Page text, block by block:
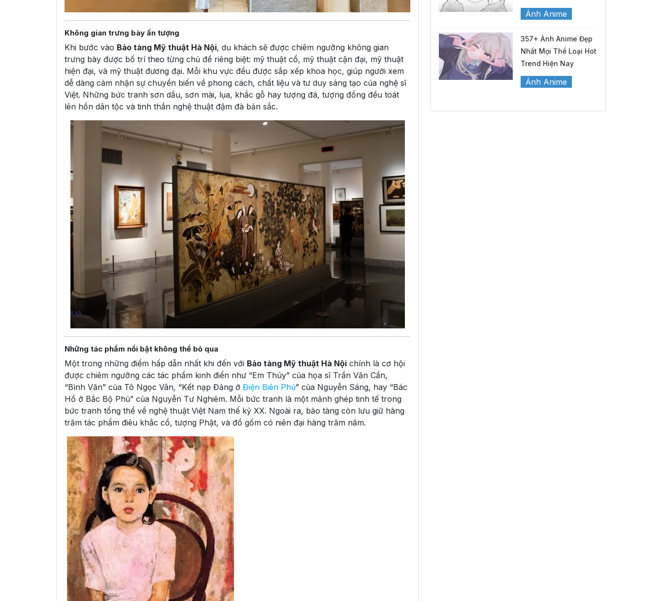
Không gian trưng bày ấn tượng
Khi bước vào Bảo tàng Mỹ thuật Hà Nội, du khách sẽ được chiêm ngưỡng không gian
trưng bày được bố trí theo từng chủ đề riêng biệt: mỹ thuật cổ, mỹ thuật cận đại, mỹ thuật
hiện đại, và mỹ thuật đương đại. Mỗi khu vực đều được sắp xếp khoa học, giúp người xem
dễ dàng cảm nhận sự chuyển biến về phong cách, chất liệu và tư duy sáng tạo của nghệ sĩ
Việt. Những bức tranh sơn dầu, sơn mài, lụa, khắc gỗ hay tượng đá, tượng đồng đều toát
lên hồn dân tộc và tinh thần nghệ thuật đậm đà bản sắc.
Những tác phẩm nổi bật không thể bỏ qua
Một trong những điểm hấp dẫn nhất khi đến với Bảo tàng Mỹ thuật Hà Nội chính là cơ hội
được chiêm ngưỡng các tác phẩm kinh điển như “Em Thúy” của họa sĩ Trần Văn Cẩn,
“Bình Văn” của Tô Ngọc Vân, “Kết nạp Đảng ở Điện Biên Phủ” của Nguyễn Sáng, hay “Bác
Hồ ở Bắc Bộ Phủ” của Nguyễn Tư Nghiêm. Mỗi bức tranh là một mảnh ghép tinh tế trong
bức tranh tổng thể về nghệ thuật Việt Nam thế kỷ XX. Ngoài ra, bảo tàng còn lưu giữ hàng
trăm tác phẩm điêu khắc cổ, tượng Phật, và đồ gốm có niên đại hàng trăm năm.
Ảnh Anime
357+ Ảnh Anime Đẹp
Nhất Mọi Thể Loại Hot
Trend Hiện Nay
Ảnh Anime